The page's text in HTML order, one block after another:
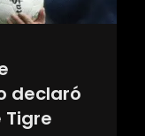
declaró